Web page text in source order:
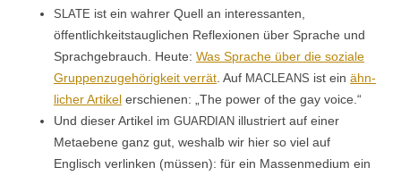
SLATE ist ein wahrer Quell an inter­es­san­ten,
öffentlichkeit­stauglichen Reflex­io­nen über Sprache und
Sprachge­brauch. Heute: Was Sprache über die soziale
Grup­pen­zuge­hörigkeit ver­rät . Auf MACLEANS ist ein ähn­
lich­er Artikel erschienen: „The pow­er of the gay voice.“
Und dieser Artikel im GUARDIAN illus­tri­ert auf ein­er
Metaebene ganz gut, weshalb wir hier so viel auf
Englisch ver­linken (müssen): für ein Massen­medi­um ein